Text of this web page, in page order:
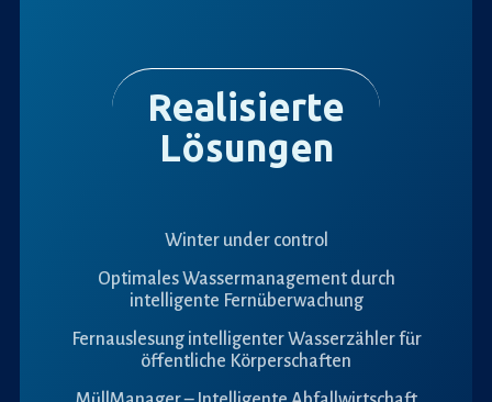
Realisierte
Lösungen
Winter under control
Optimales Wassermanagement durch
intelligente Fernüberwachung
Fernauslesung intelligenter Wasserzähler für
öffentliche Körperschaften